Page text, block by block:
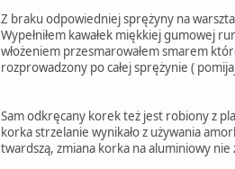
Z braku odpowiedniej sprężyny na
Wypełniłem kawałek miękkiej gumowej
włożeniem przesmarowałem smarem
rozprowadzony po całej sprężynie (
Sam odkręcany korek też jest robiony z
korka strzelanie wynikało z używania
twardszą, zmiana korka na aluminiowy